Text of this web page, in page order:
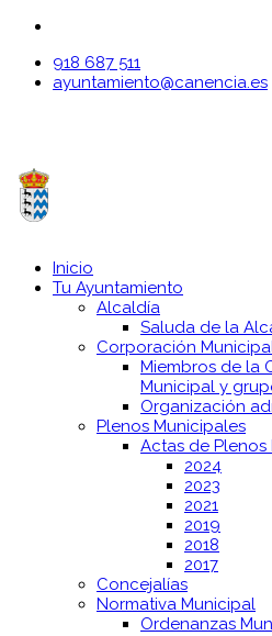
918 687 511
ayuntamiento@canencia.es
Inicio
Tu Ayuntamiento
Alcaldía
Saluda de la
Corporación
Miembros de la
Municipal y
Organización
Plenos Municipales
Actas de Plenos
2024
2023
2021
2019
2018
2017
Concejalías
Normativa Municipal
Ordenanzas